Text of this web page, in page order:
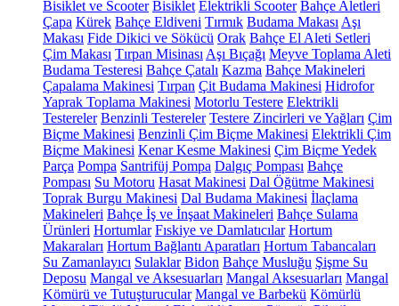
Bisiklet ve Scooter Bisiklet Elektrikli Scooter Bahçe Aletleri
Çapa Kürek Bahçe Eldiveni Tırmık Budama Makası Aşı
Makası Fide Dikici ve Sökücü Orak Bahçe El Aleti Setleri
Çim Makası Tırpan Misinası Aşı Bıçağı Meyve Toplama Aleti
Budama Testeresi Bahçe Çatalı Kazma Bahçe Makineleri
Çapalama Makinesi Tırpan Çit Budama Makinesi Hidrofor
Yaprak Toplama Makinesi Motorlu Testere Elektrikli
Testereler Benzinli Testereler Testere Zincirleri ve Yağları Çim
Biçme Makinesi Benzinli Çim Biçme Makinesi Elektrikli Çim
Biçme Makinesi Kenar Kesme Makinesi Çim Biçme Yedek
Parça Pompa Santrifüj Pompa Dalgıç Pompası Bahçe
Pompası Su Motoru Hasat Makinesi Dal Öğütme Makinesi
Toprak Burgu Makinesi Dal Budama Makinesi İlaçlama
Makineleri Bahçe İş ve İnşaat Makineleri Bahçe Sulama
Ürünleri Hortumlar Fıskiye ve Damlatıcılar Hortum
Makaraları Hortum Bağlantı Aparatları Hortum Tabancaları
Su Zamanlayıcı Sulaklar Bidon Bahçe Musluğu Şişme Su
Deposu Mangal ve Aksesuarları Mangal Aksesuarları Mangal
Kömürü ve Tutuşturucular Mangal ve Barbekü Kömürlü